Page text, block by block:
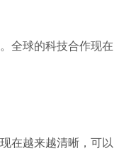
全球的科技合作现在
在越来越清晰，可以